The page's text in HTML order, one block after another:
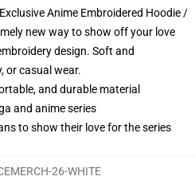
Anime Embroidered Hoodie /
new way to show off your love
design. Soft and
or casual wear.
and durable material
and anime series
to show their love for the series
26-WHITE